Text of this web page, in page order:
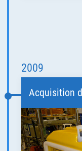
2009
Acquisition